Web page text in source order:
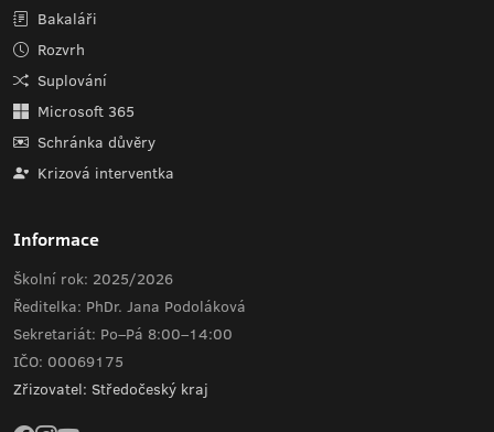
Bakaláři
Rozvrh
Suplování
Microsoft 365
Schránka důvěry
Krizová interventka
Informace
Školní rok: 2025/2026
Ředitelka: PhDr. Jana Podoláková
Sekretariát: Po–Pá 8:00–14:00
IČO: 00069175
Zřizovatel: Středočeský kraj